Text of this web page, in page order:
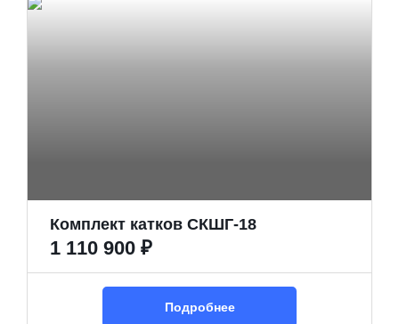
Комплект катков СКШГ-18
1 110 900 ₽
Подробнее